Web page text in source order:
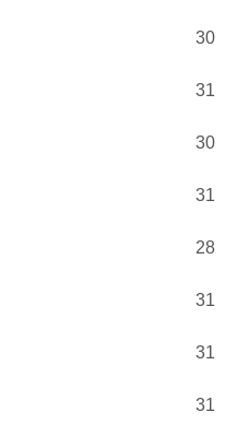
30
31
30
31
28
31
31
31